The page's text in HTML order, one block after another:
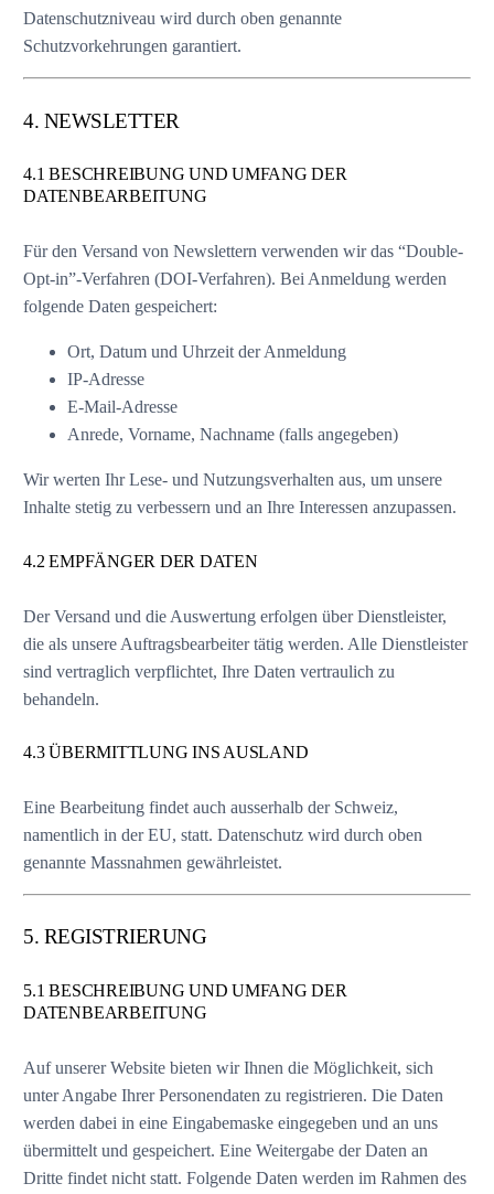
Datenschutzniveau wird durch oben genannte
Schutzvorkehrungen garantiert.
4. NEWSLETTER
4.1 BESCHREIBUNG UND UMFANG DER
DATENBEARBEITUNG
Für den Versand von Newslettern verwenden wir das “Double-
Opt-in”-Verfahren (DOI-Verfahren). Bei Anmeldung werden
folgende Daten gespeichert:
Ort, Datum und Uhrzeit der Anmeldung
IP-Adresse
E-Mail-Adresse
Anrede, Vorname, Nachname (falls angegeben)
Wir werten Ihr Lese- und Nutzungsverhalten aus, um unsere
Inhalte stetig zu verbessern und an Ihre Interessen anzupassen.
4.2 EMPFÄNGER DER DATEN
Der Versand und die Auswertung erfolgen über Dienstleister,
die als unsere Auftragsbearbeiter tätig werden. Alle Dienstleister
sind vertraglich verpflichtet, Ihre Daten vertraulich zu
behandeln.
4.3 ÜBERMITTLUNG INS AUSLAND
Eine Bearbeitung findet auch ausserhalb der Schweiz,
namentlich in der EU, statt. Datenschutz wird durch oben
genannte Massnahmen gewährleistet.
5. REGISTRIERUNG
5.1 BESCHREIBUNG UND UMFANG DER
DATENBEARBEITUNG
Auf unserer Website bieten wir Ihnen die Möglichkeit, sich
unter Angabe Ihrer Personendaten zu registrieren. Die Daten
werden dabei in eine Eingabemaske eingegeben und an uns
übermittelt und gespeichert. Eine Weitergabe der Daten an
Dritte findet nicht statt. Folgende Daten werden im Rahmen des